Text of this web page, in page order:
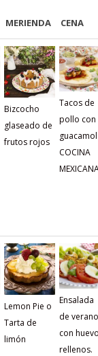
MERIENDA CENA
Bizcocho
glaseado de
frutos rojos
Tacos de
pollo con
COCINA
Lemon Pie o
Tarta de
limón
Ensalada
de verano
con
rellenos.